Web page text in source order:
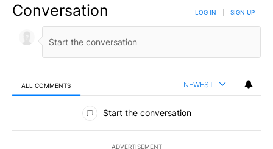
Conversation LOG IN SIGN UP
ALL COMMENTS NEWEST
All Comments
Start the conversation
ADVERTISEMENT